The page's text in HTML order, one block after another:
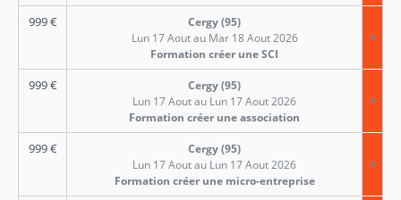
999€
Cergy (95)
Lun 17 Aout au Mar 18 Aout 2026
Formation créer une SCI
999€
Cergy (95)
Lun 17 Aout au Lun 17 Aout 2026
Formation créer une association
999€
Cergy (95)
Lun 17 Aout au Lun 17 Aout 2026
Formation créer une micro-entreprise